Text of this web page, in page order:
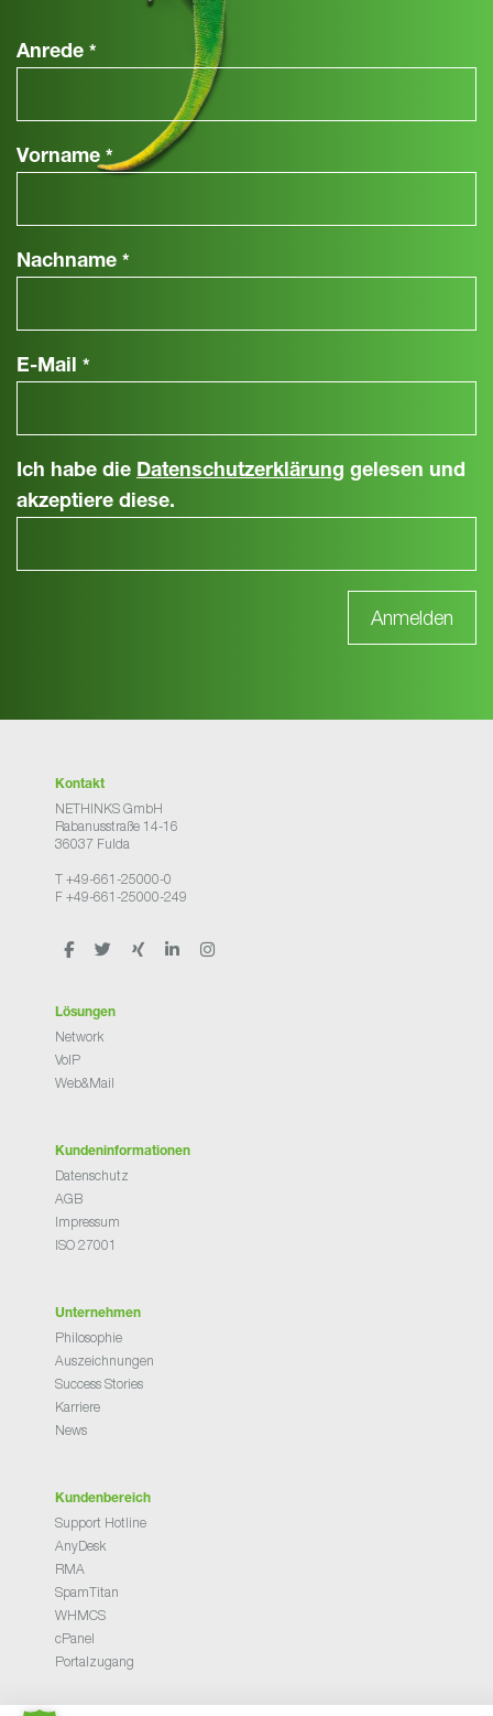
Anrede *
Vorname *
Nachname *
E-Mail *
Ich habe die Datenschutzerklärung gelesen und
akzeptiere diese.
Kontakt
NETHINKS GmbH
Rabanusstraße 14-16
36037 Fulda
T +49-661-25000-0
F +49-661-25000-249
Lösungen
Network
VoIP
Web&Mail
Kundeninformationen
Datenschutz
AGB
Impressum
ISO 27001
Unternehmen
Philosophie
Auszeichnungen
Success Stories
Karriere
News
Kundenbereich
Support Hotline
AnyDesk
RMA
SpamTitan
WHMCS
cPanel
Portalzugang